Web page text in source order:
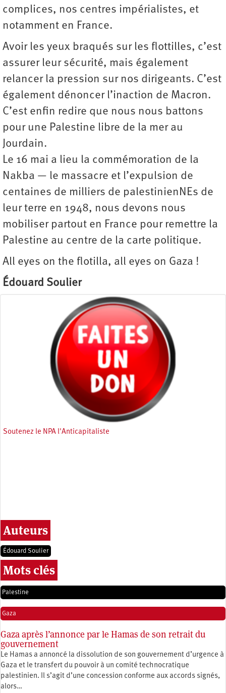
complices, nos centres impérialistes, et
notamment en France.
Avoir les yeux braqués sur les flottilles, c’est
assurer leur sécurité, mais également
relancer la pression sur nos dirigeants. C’est
également dénoncer l’inaction de Macron.
C’est enfin redire que nous nous battons
pour une Palestine libre de la mer au
Jourdain.
Le 16 mai a lieu la commémoration de la
Nakba — le massacre et l’expulsion de
centaines de milliers de palestinienNEs de
leur terre en 1948, nous devons nous
mobiliser partout en France pour remettre la
Palestine au centre de la carte politique.
All eyes on the flotilla, all eyes on Gaza !
Édouard Soulier
Soutenez le NPA l'Anticapitaliste
Auteurs
Édouard Soulier
Mots clés
Palestine
Gaza
Gaza après l’annonce par le Hamas de son retrait du
gouvernement
Le Hamas a annoncé la dissolution de son gouvernement d’urgence à
Gaza et le transfert du pouvoir à un comité technocratique
palestinien. Il s’agit d’une concession conforme aux accords signés,
alors…